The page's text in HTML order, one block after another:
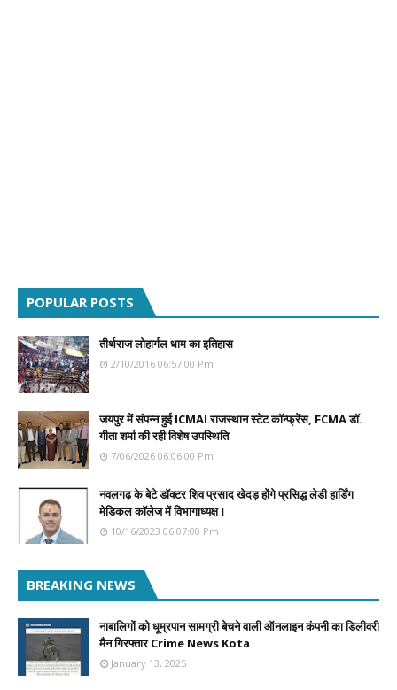
POPULAR POSTS
तीर्थराज लोहार्गल धाम का इतिहास
2/10/2016 06:57:00 Pm
जयपुर में संपन्न हुई ICMAI राजस्थान स्टेट कॉन्फ्रेंस, FCMA डॉ.
गीता शर्मा की रही विशेष उपस्थिति
7/06/2026 06:06:00 Pm
नवलगढ़ के बेटे डॉक्टर शिव प्रसाद खेदड़ होंगे प्रसिद्ध लेडी हार्डिंग
मेडिकल कॉलेज में विभागाध्यक्ष।
10/16/2023 06:07:00 Pm
BREAKING NEWS
नाबालिगों को धूम्रपान सामग्री बेचने वाली ऑनलाइन कंपनी का डिलीवरी
मैन गिरफ्तार Crime News Kota
January 13, 2025